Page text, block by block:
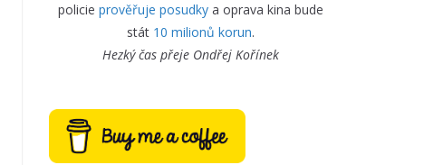
policie prověřuje posudkya oprava kina bude
stát 10 milionů korun.
Hezký čas přeje Ondřej Kořínek